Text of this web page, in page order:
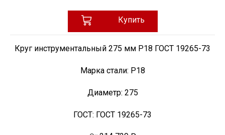
Купить
Круг инструментальный 275 мм Р18 ГОСТ 19265-73
Марка стали: Р18
Диаметр: 275
ГОСТ: ГОСТ 19265-73